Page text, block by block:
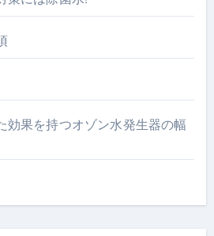
効果を持つオゾン水発生器の幅